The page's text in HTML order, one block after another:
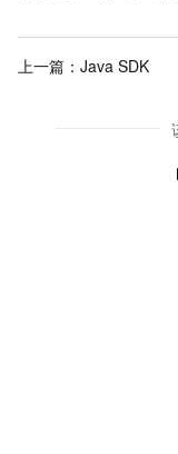
上一篇： Java SDK